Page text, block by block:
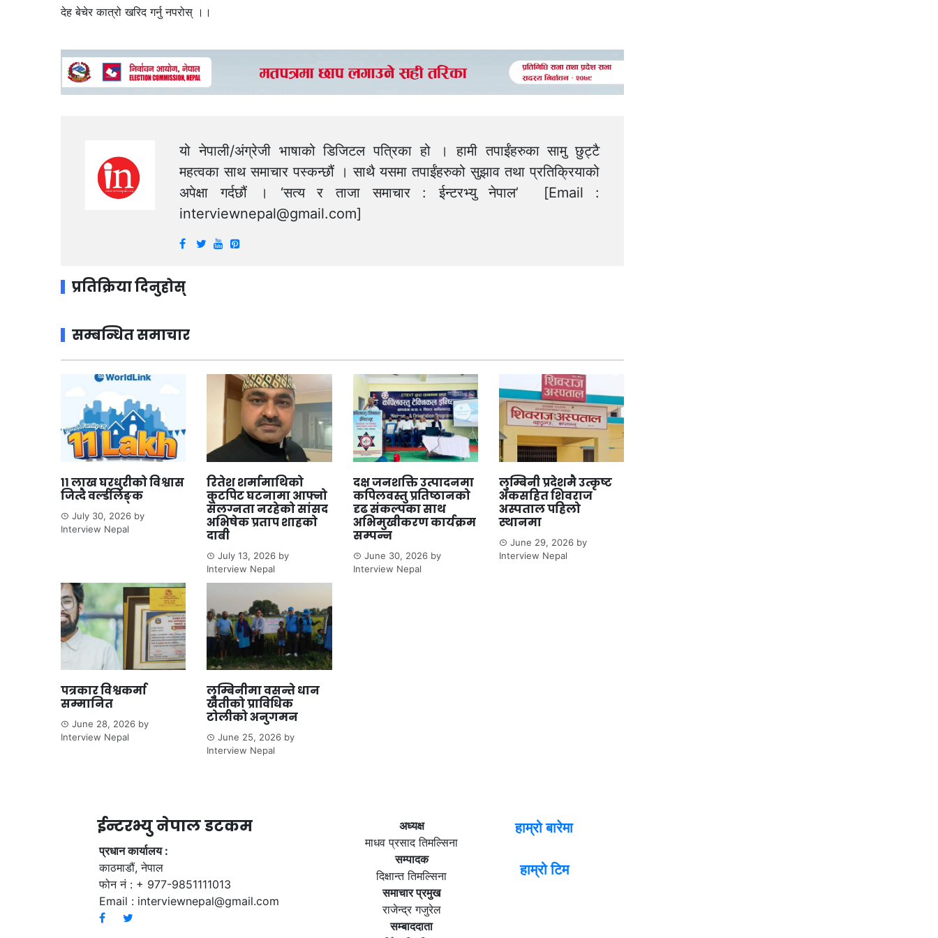
देह बेचेर कात्रो खरिद गर्नु नपरोस् ।।
यो नेपाली/अंग्रेजी भाषाको डिजिटल पत्रिका हो । हामी तपाईंहरुका सामु छुट्टै
महत्वका साथ समाचार पस्कन्छौं । साथै यसमा तपाईंहरुको सुझाव तथा प्रतिक्रियाको
अपेक्षा गर्दछौं । ‘सत्य र ताजा समाचार : ईन्टरभ्यु नेपाल’ [Email :
interviewnepal@gmail.com]
प्रतिक्रिया दिनुहोस्
सम्बन्धित समाचार
११ लाख घरधुरीको विश्वास
जित्दै वर्ल्डलिङ्क
July 30, 2026 by
Interview Nepal
रितेश शर्मामाथिको
कुटपिट घटनामा आफ्नो
संलग्नता नरहेको सांसद
अभिषेक प्रताप शाहको
दाबी
July 13, 2026 by
Interview Nepal
दक्ष जनशक्ति उत्पादनमा
कपिलवस्तु प्रतिष्ठानको
दृढ संकल्पका साथ
अभिमुखीकरण कार्यक्रम
सम्पन्न
June 30, 2026by
Interview Nepal
लुम्बिनी प्रदेशमै उत्कृष्ट
अंकसहित शिवराज
अस्पताल पहिलो
स्थानमा
June 29, 2026by
Interview Nepal
पत्रकार विश्वकर्मा
सम्मानित
June 28, 2026 by
Interview Nepal
लुम्बिनीमा वसन्ते धान
खेतीको प्राविधिक
टोलीको अनुगमन
June 25, 2026 by
Interview Nepal
ईन्टरभ्यु नेपाल डटकम
प्रधान कार्यालय :
काठमाडौं, नेपाल
फोन नं : + 977-9851111013
Email : interviewnepal@gmail.com
अध्यक्ष
माधव प्रसाद तिमल्सिना
सम्पादक
दिक्षान्त तिमल्सिना
समाचार प्रमुख
राजेन्द्र गजुरेल
सम्बाददाता
हाम्रो बारेमा
हाम्रो टिम